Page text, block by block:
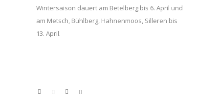
Wintersaison dauert am Betelberg bis 6. April und
am Metsch, Bühlberg, Hahnenmoos, Silleren bis
13. April.